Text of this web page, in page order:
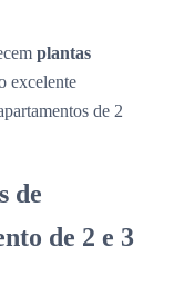
plantas
excelente
de 2
de
de 2 e 3